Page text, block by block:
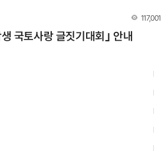
조회수
117,001
국토사랑 글짓기대회｣ 안내